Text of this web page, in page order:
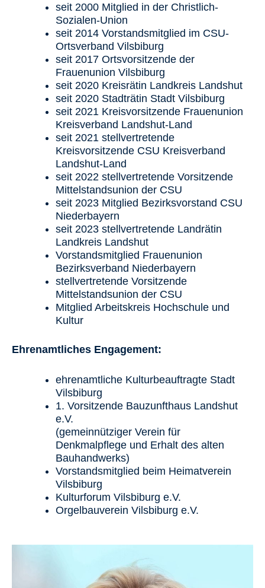
seit 2000 Mitglied in der Christlich-
Sozialen-Union
seit 2014 Vorstandsmitglied im CSU-
Ortsverband Vilsbiburg
seit 2017 Ortsvorsitzende der
Frauenunion Vilsbiburg
seit 2020 Kreisrätin Landkreis Landshut
seit 2020 Stadträtin Stadt Vilsbiburg
seit 2021 Kreisvorsitzende Frauenunion
Kreisverband Landshut-Land
seit 2021 stellvertretende
Kreisvorsitzende CSU Kreisverband
Landshut-Land
seit 2022 stellvertretende Vorsitzende
Mittelstandsunion der CSU
seit 2023 Mitglied Bezirksvorstand CSU
Niederbayern
seit 2023 stellvertretende Landrätin
Landkreis Landshut
Vorstandsmitglied Frauenunion
Bezirksverband Niederbayern
stellvertretende Vorsitzende
Mittelstandsunion der CSU
Mitglied Arbeitskreis Hochschule und
Kultur
Ehrenamtliches Engagement:
ehrenamtliche Kulturbeauftragte Stadt
Vilsbiburg
1. Vorsitzende Bauzunfthaus Landshut
e.V.
(gemeinnütziger Verein für
Denkmalpflege und Erhalt des alten
Bauhandwerks)
Vorstandsmitglied beim Heimatverein
Vilsbiburg
Kulturforum Vilsbiburg e.V.
Orgelbauverein Vilsbiburg e.V.